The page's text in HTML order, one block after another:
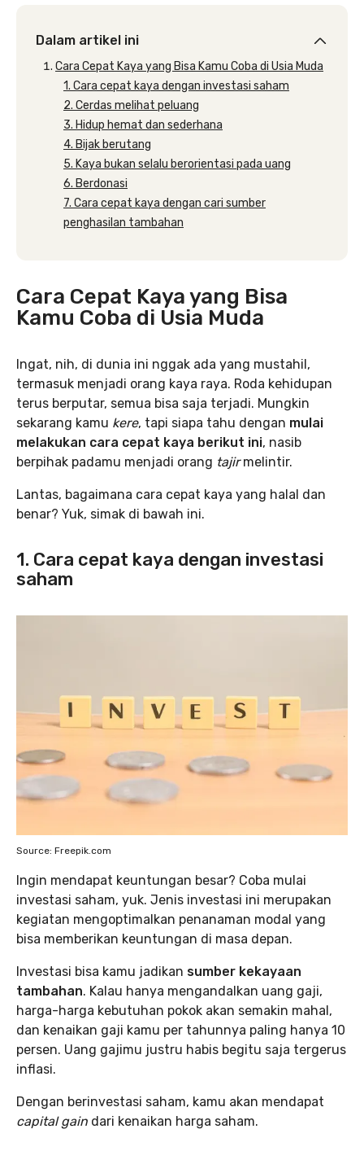
Dalam artikel ini
Cara Cepat Kaya yang Bisa Kamu Coba di Usia Muda
1. Cara cepat kaya dengan investasi saham
2. Cerdas melihat peluang
3. Hidup hemat dan sederhana
4. Bijak berutang
5. Kaya bukan selalu berorientasi pada uang
6. Berdonasi
7. Cara cepat kaya dengan cari sumber
penghasilan tambahan
Cara Cepat Kaya yang Bisa
Kamu Coba di Usia Muda
Ingat, nih, di dunia ini nggak ada yang mustahil,
termasuk menjadi orang kaya raya. Roda kehidupan
terus berputar, semua bisa saja terjadi. Mungkin
sekarang kamu kere, tapi siapa tahu dengan mulai
melakukan cara cepat kaya berikut ini, nasib
berpihak padamu menjadi orang tajirmelintir.
Lantas, bagaimana cara cepat kaya yang halal dan
benar? Yuk, simak di bawah ini.
1. Cara cepat kaya dengan investasi
saham
Source: Freepik.com
Ingin mendapat keuntungan besar? Coba mulai
investasi saham, yuk. Jenis investasi ini merupakan
kegiatan mengoptimalkan penanaman modal yang
bisa memberikan keuntungan di masa depan.
Investasi bisa kamu jadikan sumber kekayaan
tambahan. Kalau hanya mengandalkan uang gaji,
harga-harga kebutuhan pokok akan semakin mahal,
dan kenaikan gaji kamu per tahunnya paling hanya 10
persen. Uang gajimu justru habis begitu saja tergerus
inflasi.
Dengan berinvestasi saham, kamu akan mendapat
capital gain dari kenaikan harga saham.